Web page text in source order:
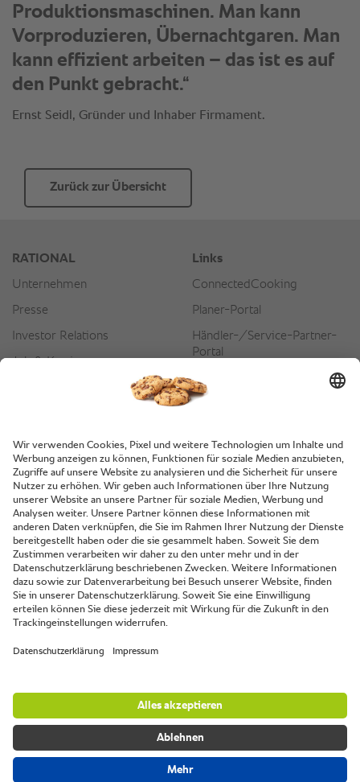
Produktionsmaschinen. Man kann
Vorproduzieren, Übernachtgaren. Man
kann effizient arbeiten – das ist es auf
den Punkt gebracht.“
Ernst Seidl, Gründer und Inhaber Firmament.
Zurück zur Übersicht